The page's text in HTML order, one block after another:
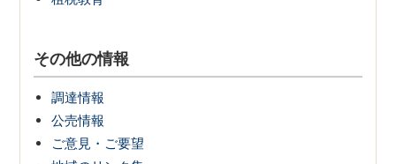
その他の情報
調達情報
公売情報
ご意見・ご要望